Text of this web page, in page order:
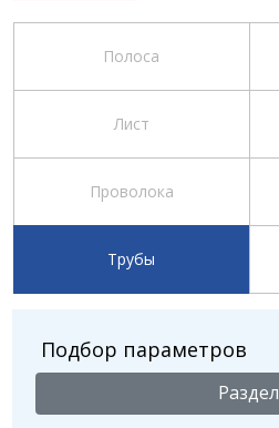
Полоса
Лист
Проволока
Трубы
Подбор параметров
Раздел